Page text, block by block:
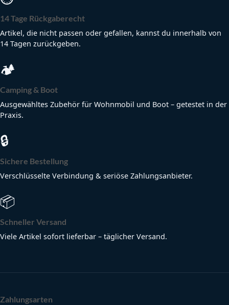
14 Tage Rückgaberecht
Artikel, die nicht passen oder gefallen, kannst du innerhalb von
14 Tagen zurückgeben.
🏕
Camping & Boot
Ausgewähltes Zubehör für Wohnmobil und Boot – getestet in der
Praxis.
🔒
Sichere Bestellung
Verschlüsselte Verbindung & seriöse Zahlungsanbieter.
📦
Schneller Versand
Viele Artikel sofort lieferbar – täglicher Versand.
Zahlungsarten